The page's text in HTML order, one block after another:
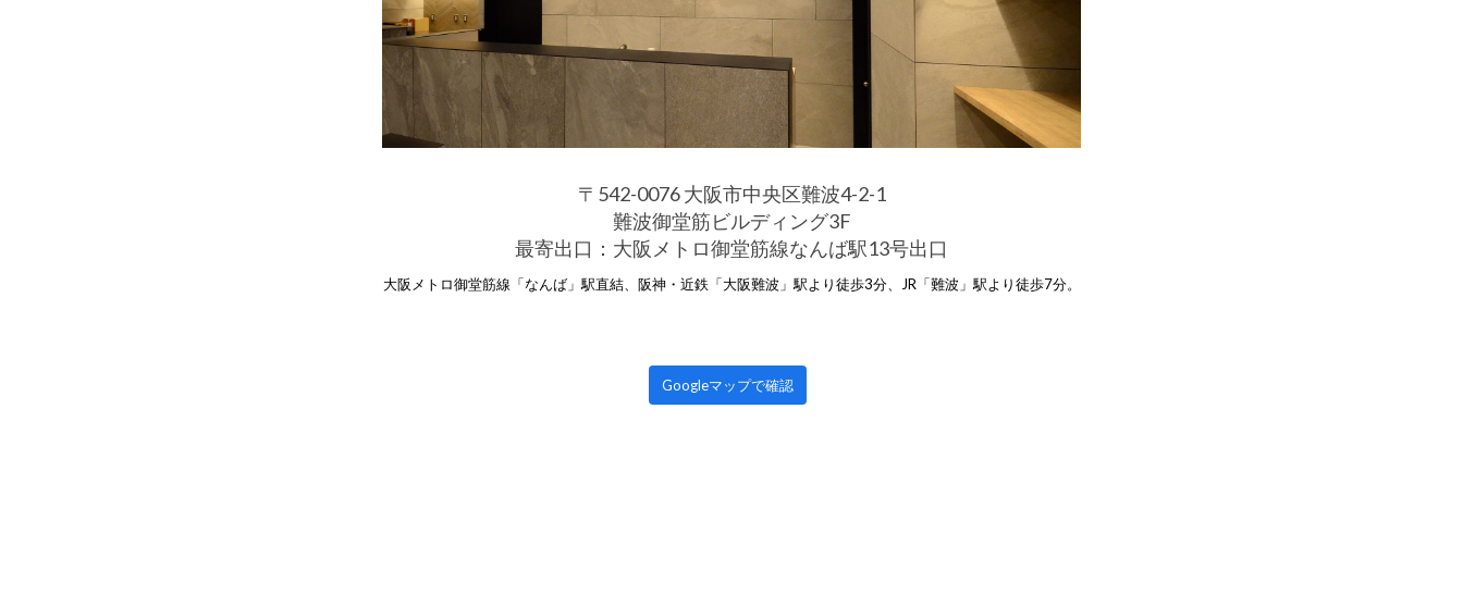
〒542-0076 大阪市中央区難波4-2-1
難波御堂筋ビルディング3F
最寄出口：大阪メトロ御堂筋線なんば駅13号出口
大阪メトロ御堂筋線「なんば」駅直結、阪神・近鉄「大阪難波」駅より徒歩3分、JR「難波」駅より徒歩7分。
Googleマップで確認